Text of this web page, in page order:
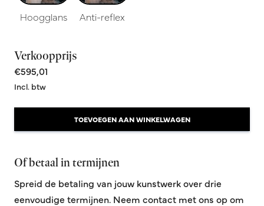
Hoogglans Anti-reflex
Verkoopprijs
€595,01
Incl. btw
TOEVOEGEN AAN WINKELWAGEN
Of betaal in termijnen
Spreid de betaling van jouw kunstwerk over drie
eenvoudige termijnen. Neem contact met ons op om